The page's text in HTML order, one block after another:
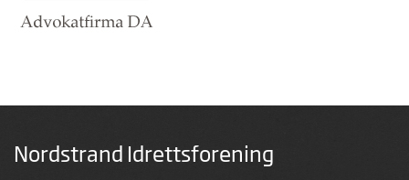
Nordstrand Idrettsforening